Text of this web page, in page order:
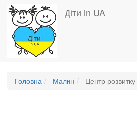
Перейти
основного
вмісту
Діти in UA
Головна Малин Центр